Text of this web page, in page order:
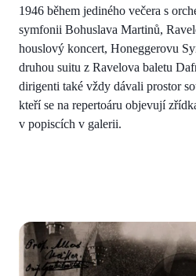
1946 během jediného večera s
symfonii Bohuslava Martinů,
houslový koncert, Honeggerovu
druhou suitu z Ravelova baletu
dirigenti také vždy dávali prostor
kteří se na repertoáru objevují
v popiscích v galerii.